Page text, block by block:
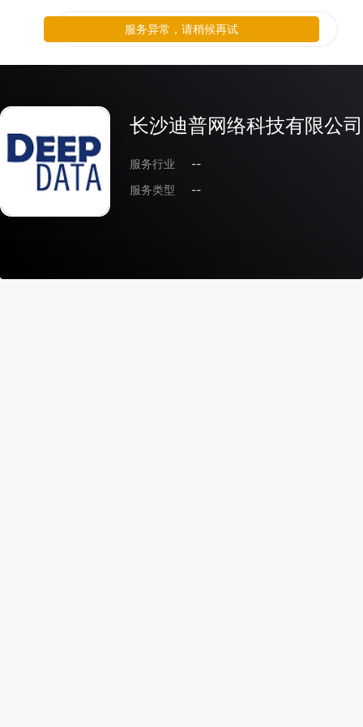
长沙迪普网络科技有限公司
服务行业
--
服务类型
--
服务异常，请稍候再试